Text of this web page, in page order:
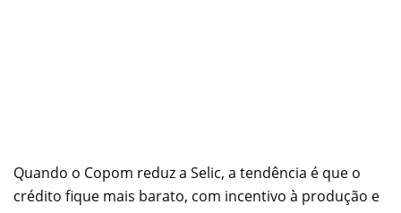
Quando o Copom reduz a Selic, a tendência é que o
crédito fique mais barato, com incentivo à produção e